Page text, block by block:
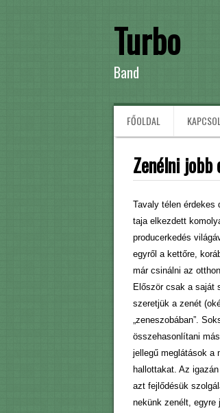
Turbo
Band
FŐOLDAL
Zenélni jobb
Tavaly télen érdekes
taja elkezdett
producerkedés
egyről a kettőre,
már csinálni az
Először csak a saját
szeretjük a zenét
„zeneszobában”.
összehasonlítani
jellegű meglátások a
hallottakat. Az
azt fejlődésük
nekünk zenélt, egyre